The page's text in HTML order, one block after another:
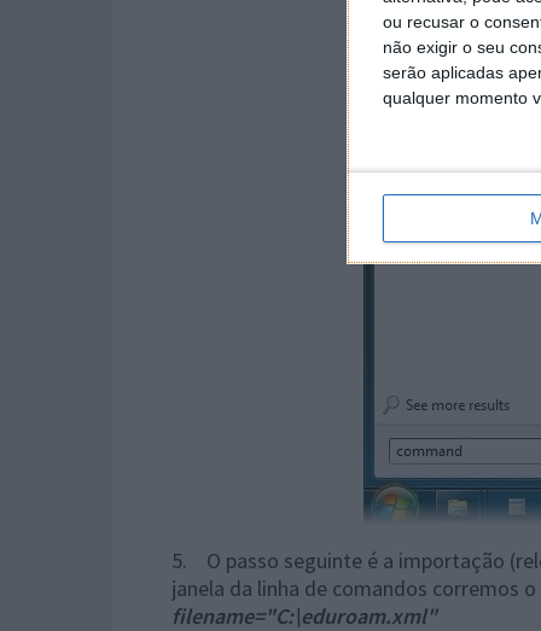
ou recusar o
não exigir o seu
serão aplicadas
qualquer momento
5. O passo seguinte é a importação
janela da linha de comandos corremos
filename="C:\eduroam.xml"